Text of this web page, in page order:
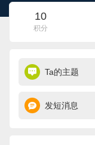
10
积分
Ta的主题
发短消息